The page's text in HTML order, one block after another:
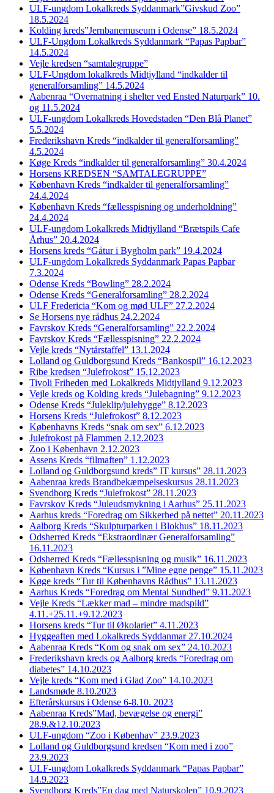
ULF-ungdom Lokalkreds Syddanmark”Givskud Zoo”
18.5.2024
Kolding kreds”Jernbanemuseum i Odense” 18.5.2024
ULF-Ungdom Lokalkreds Syddanmark “Papas Papbar”
14.5.2024
Vejle kredsen “samtalegruppe”
ULF-Ungdom lokalkreds Midtjylland “indkalder til
generalforsamling” 14.5.2024
Aabenraa “Overnatning i shelter ved Ensted Naturpark” 10.
og 11.5.2024
ULF-ungdom Lokalkreds Hovedstaden “Den Blå Planet”
5.5.2024
Frederikshavn Kreds “indkalder til generalforsamling”
4.5.2024
Køge Kreds “indkalder til generalforsamling” 30.4.2024
Horsens KREDSEN “SAMTALEGRUPPE”
København Kreds “indkalder til generalforsamling”
24.4.2024
København Kreds “fællesspisning og underholdning”
24.4.2024
ULF-ungdom Lokalkreds Midtjylland “Brætspils Cafe
Århus” 20.4.2024
Horsens kreds “Gåtur i Bygholm park” 19.4.2024
ULF-ungdom Lokalkreds Syddanmark Papas Papbar
7.3.2024
Odense Kreds “Bowling” 28.2.2024
Odense Kreds “Generalforsamling” 28.2.2024
ULF Fredericia “Kom og mød ULF” 27.2.2024
Se Horsens nye rådhus 24.2.2024
Favrskov Kreds “Generalforsamling” 22.2.2024
Favrskov Kreds “Fællesspisning” 22.2.2024
Vejle kreds “Nytårstaffel” 13.1.2024
Lolland og Guldborgsund Kreds “Bankospil” 16.12.2023
Ribe kredsen “Julefrokost” 15.12.2023
Tivoli Friheden med Lokalkreds Midtjylland 9.12.2023
Vejle kreds og Kolding kreds “Julebagning” 9.12.2023
Odense Kreds “Juleklip/julehygge” 8.12.2023
Horsens Kreds “Julefrokost” 8.12.2023
Københavns Kreds “snak om sex” 6.12.2023
Julefrokost på Flammen 2.12.2023
Zoo i København 2.12.2023
Assens Kreds “filmaften” 1.12.2023
Lolland og Guldborgsund kreds” IT kursus” 28.11.2023
Aabenraa kreds Brandbekæmpelseskursus 28.11.2023
Svendborg Kreds “Julefrokost” 28.11.2023
Favrskov Kreds “Juleudsmykning i Aarhus” 25.11.2023
Aarhus kreds “Foredrag om Sikkerhed på nettet” 20.11.2023
Aalborg Kreds “Skulpturparken i Blokhus” 18.11.2023
Odsherred Kreds “Ekstraordinær Generalforsamling”
16.11.2023
Odsherred Kreds “Fællesspisning og musik” 16.11.2023
København Kreds “Kursus i ”Mine egne penge” 15.11.2023
Køge kreds “Tur til Københavns Rådhus” 13.11.2023
Aarhus Kreds “Foredrag om Mental Sundhed” 9.11.2023
Vejle Kreds “Lækker mad – mindre madspild”
4.11.+25.11.+9.12.2023
Horsens kreds “Tur til Økolariet” 4.11.2023
Hyggeaften med Lokalkreds Syddanmar 27.10.2024
Aabenraa Kreds “Kom og snak om sex” 24.10.2023
Frederikshavn kreds og Aalborg kreds “Foredrag om
diabetes” 14.10.2023
Vejle kreds “Kom med i Glad Zoo” 14.10.2023
Landsmøde 8.10.2023
Efterårskursus i Odense 6-8.10. 2023
Aabenraa Kreds”Mad, bevægelse og energi”
28.9.&12.10.2023
ULF-ungdom “Zoo i Københav” 23.9.2023
Lolland og Guldborgsund kredsen “Kom med i zoo”
23.9.2023
ULF-ungdom Lokalkreds Syddanmark “Papas Papbar”
14.9.2023
Svendborg Kreds”En dag med Naturskolen” 10.9.2023